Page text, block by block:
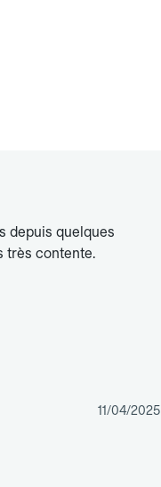
depuis quelques
très contente.
11/04/2025